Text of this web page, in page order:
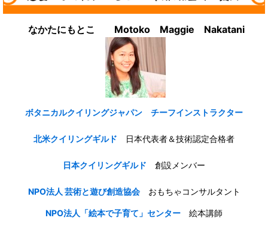
なかたにもとこ Motoko Maggie Nakatani
ボタニカルクイリングジャパン チーフインストラクター
北米クイリングギルド 日本代表者＆技術認定合格者
日本クイリングギルド 創設メンバー
NPO法人 芸術と遊び創造協会おもちゃコンサルタント
NPO法人「絵本で子育て」センター 絵本講師